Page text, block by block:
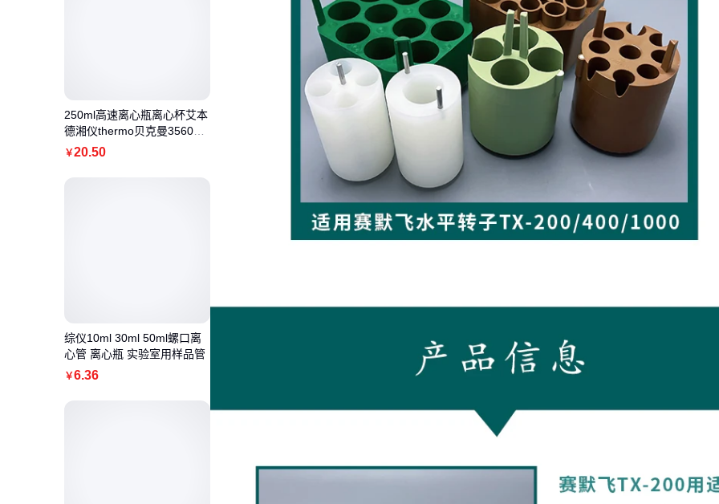
1138133
赛默飞TX-
1000用50
ml尖底 ZY
1138118
791.00元
赛默飞TX-
1000用15
ml尖底 ZY
1138119
791.00元 99个可售
赛默飞TX-
1000用50
1138118-1
553.00元
赛默飞TX-
1000用15
ml尖底 ZY
1138119-1
赛默飞TX-
ZY113814
0
791.00元 0个可售
赛默飞TX-
1000用转2
托(配件) 1
赛默飞TX-
40-1
器 ZY1138
743.00元 99个可售
250ml高速离心瓶离心杯艾本
德湘仪thermo贝克曼356011
通用样品瓶
￥20.50
综仪10ml 30ml 50ml螺口离
心管 离心瓶 实验室用样品管
￥6.36